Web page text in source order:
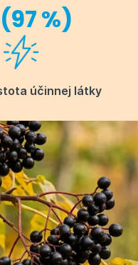
%)
účinnej látky